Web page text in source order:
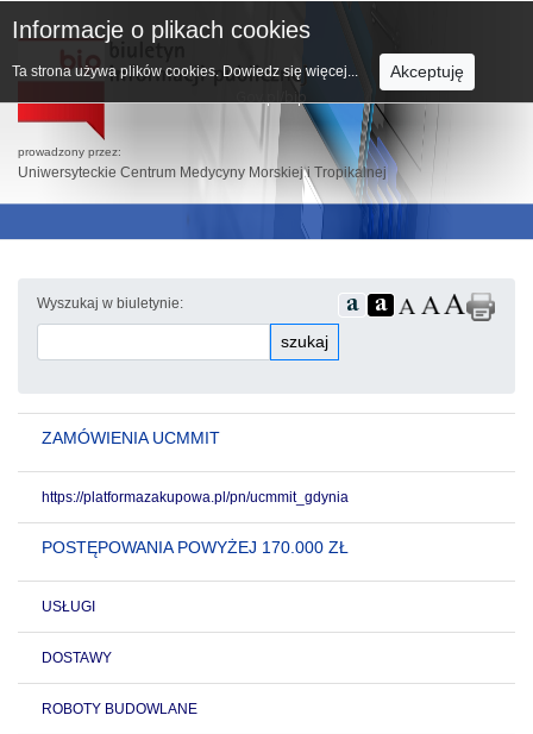
prowadzony przez:
Uniwersyteckie Centrum Medycyny Morskiej i Tropikalnej
Wyszukaj w biuletynie:
szukaj
ZAMÓWIENIA UCMMIT
https://platformazakupowa.pl/pn/ucmmit_gdynia
POSTĘPOWANIA POWYŻEJ 170.000 ZŁ
USŁUGI
DOSTAWY
ROBOTY BUDOWLANE
Informacje o plikach cookies
Ta strona używa plików cookies. Dowiedz się więcej... Akceptuję